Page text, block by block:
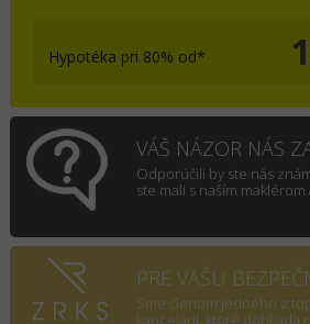
Hypotéka pri 80% od*
VÁŠ NÁZOR NÁS
Odporúčili by ste nás
ste mali s naším maklérom
PRE VAŠU
Sme členom jedného z
kancelárii, ktoré dohliada